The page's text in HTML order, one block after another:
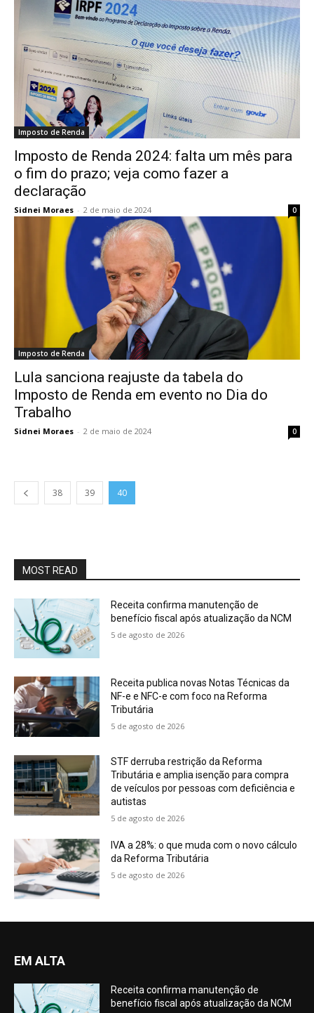
Imposto de Renda
Imposto de Renda 2024: falta um mês para
o fim do prazo; veja como fazer a
declaração
Sidnei Moraes - 2 de maio de 2024 0
Imposto de Renda
Lula sanciona reajuste da tabela do
Imposto de Renda em evento no Dia do
Trabalho
Sidnei Moraes - 2 de maio de 2024 0
38 39 40
MOST READ
Receita confirma manutenção de
benefício fiscal após atualização da NCM
5 de agosto de 2026
Receita publica novas Notas Técnicas da
NF-e e NFC-e com foco na Reforma
Tributária
5 de agosto de 2026
STF derruba restrição da Reforma
Tributária e amplia isenção para compra
de veículos por pessoas com deficiência e
autistas
5 de agosto de 2026
IVA a 28%: o que muda com o novo cálculo
da Reforma Tributária
5 de agosto de 2026
EM ALTA
Receita confirma manutenção de
benefício fiscal após atualização da NCM